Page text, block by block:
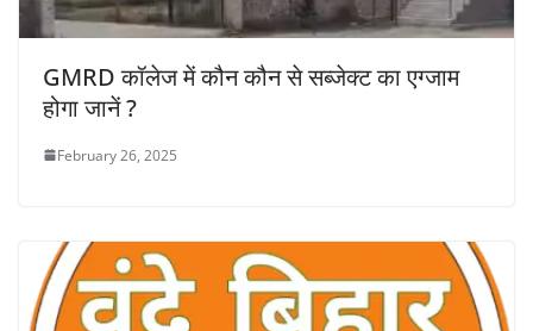
GMRD कॉलेज में कौन कौन से सब्जेक्ट का एग्जाम
होगा जानें ?
February 26, 2025